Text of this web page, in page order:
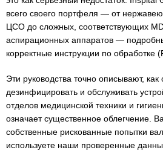
всего своего портфеля — от
ЦСО до сложных, соответствующих
аспирационных аппаратов —
корректные инструкции по обработке
Эти руководства точно описывают, как
дезинфицировать и обслуживать
отделов медицинской техники и
означает существенное облегчение.
собственные рискованные попытки
используете наши проверенные